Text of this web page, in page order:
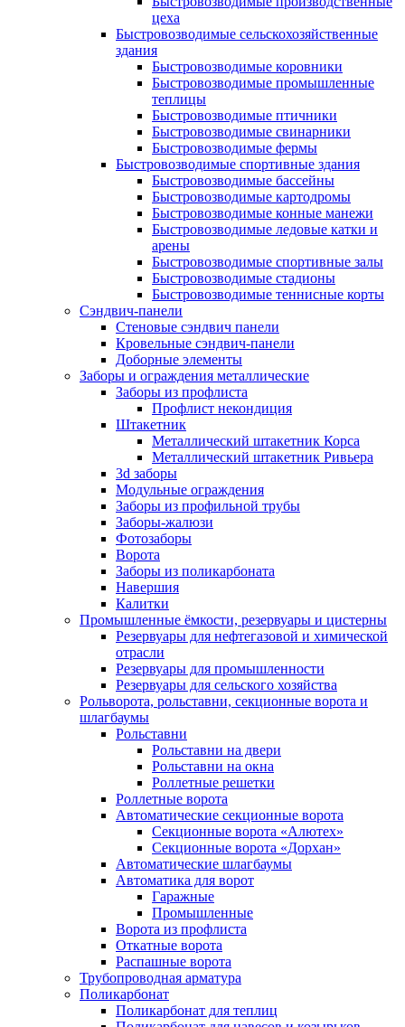
цеха
Быстровозводимые сельскохозяйственные
здания
Быстровозводимые коровники
Быстровозводимые промышленные
теплицы
Быстровозводимые птичники
Быстровозводимые свинарники
Быстровозводимые фермы
Быстровозводимые спортивные здания
Быстровозводимые бассейны
Быстровозводимые картодромы
Быстровозводимые конные манежи
Быстровозводимые ледовые катки и
арены
Быстровозводимые спортивные залы
Быстровозводимые стадионы
Быстровозводимые теннисные корты
Сэндвич-панели
Стеновые сэндвич панели
Кровельные сэндвич-панели
Доборные элементы
Заборы и ограждения металлические
Заборы из профлиста
Профлист некондиция
Штакетник
Металлический штакетник Корса
Металлический штакетник Ривьера
3d заборы
Модульные ограждения
Заборы из профильной трубы
Заборы-жалюзи
Фотозаборы
Ворота
Заборы из поликарбоната
Навершия
Калитки
Промышленные ёмкости, резервуары и цистерны
Резервуары для нефтегазовой и химической
отрасли
Резервуары для промышленности
Резервуары для сельского хозяйства
Рольворота, рольставни, секционные ворота и
шлагбаумы
Рольставни
Рольставни на двери
Рольставни на окна
Роллетные решетки
Роллетные ворота
Автоматические секционные ворота
Секционные ворота «Алютех»
Секционные ворота «Дорхан»
Автоматические шлагбаумы
Автоматика для ворот
Гаражные
Промышленные
Ворота из профлиста
Откатные ворота
Распашные ворота
Трубопроводная арматура
Поликарбонат
Поликарбонат для теплиц